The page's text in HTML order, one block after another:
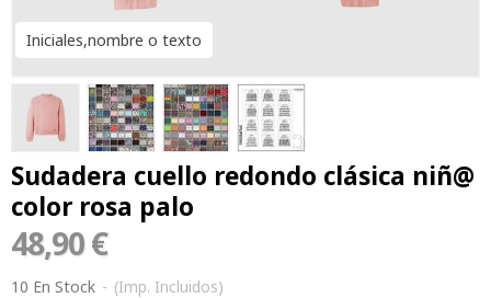
Iniciales,nombre o texto
Sudadera cuello redondo clásica niñ@
color rosa palo
48,90 €
10 En Stock - (Imp. Incluidos)